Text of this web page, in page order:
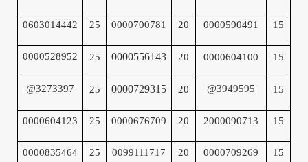
0603014442 25 0000700781 20 0000590491 15
0000528952 25 0000556143 20 0000604100 15
@3273397 25 0000729315 20 @3949595 15
0000604123 25 0000676709 20 2000090713 15
0000835464 25 0099111717 20 0000709269 15